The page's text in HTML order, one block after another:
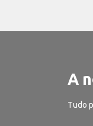
A
Tudo